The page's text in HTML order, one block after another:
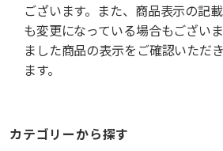
ございます。また、商品表示の記
も変更になっている場合もござい
ました商品の表示をご確認いただ
ます。
カテゴリーから探す